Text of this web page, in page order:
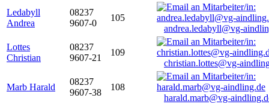
Ledabyll
Andrea
08237
9607-0
105
andrea.ledabyll@vg-
Lottes
Christian
08237
9607-21
109
christian.lottes@vg-
Marb Harald
08237
9607-38
108
harald.marb@vg-